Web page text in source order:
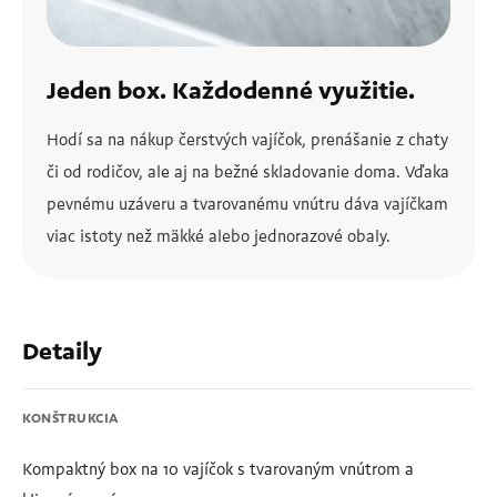
Jeden box. Každodenné využitie.
Hodí sa na nákup čerstvých vajíčok, prenášanie z chaty
či od rodičov, ale aj na bežné skladovanie doma. Vďaka
pevnému uzáveru a tvarovanému vnútru dáva vajíčkam
viac istoty než mäkké alebo jednorazové obaly.
Detaily
KONŠTRUKCIA
Kompaktný box na 10 vajíčok s tvarovaným vnútrom a